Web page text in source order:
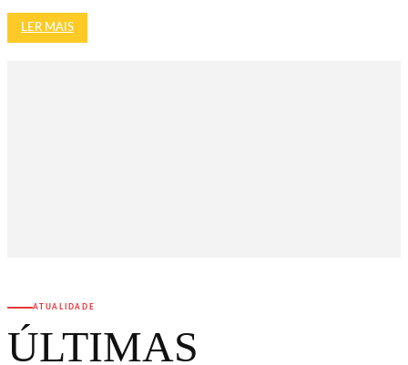
LER MAIS
ATUALIDADE
ÚLTIMAS